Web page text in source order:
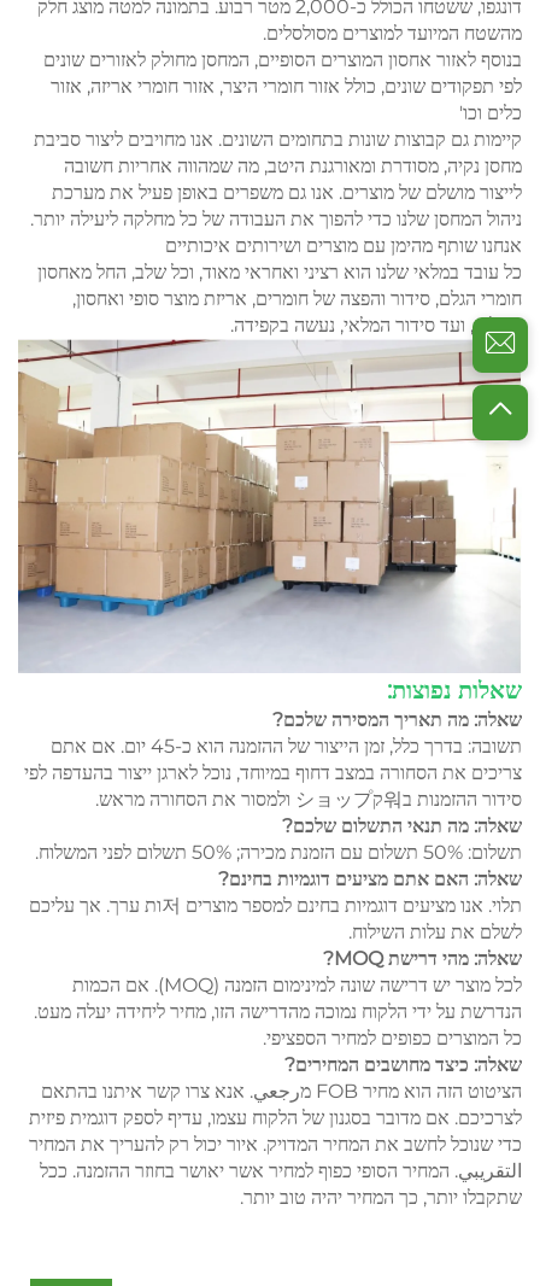
דונגפו, ששטחו הכולל כ-2,000 מטר רבוע. בתמונה למטה מוצג חלק
מהשטח המיועד למוצרים מסולסלים.
בנוסף לאזור אחסון המוצרים הסופיים, המחסן מחולק לאזורים שונים
לפי תפקודים שונים, כולל אזור חומרי היצר, אזור חומרי אריזה, אזור
כלים וכו'
קיימות גם קבוצות שונות בתחומים השונים. אנו מחויבים ליצור סביבת
מחסן נקיה, מסודרת ומאורגנת היטב, מה שמהווה אחריות חשובה
לייצור מושלם של מוצרים. אנו גם משפרים באופן פעיל את מערכת
ניהול המחסן שלנו כדי להפוך את העבודה של כל מחלקה ליעילה יותר.
אנחנו שותף מהימן עם מוצרים ושירותים איכותיים
כל עובד במלאי שלנו הוא רציני ואחראי מאוד, וכל שלב, החל מאחסון
חומרי הגלם, סידור והפצה של חומרים, אריזת מוצר סופי ואחסון,
משלוח, ועד סידור המלאי, נעשה בקפידה.
שאלות נפוצות:
שאלה: מה תאריך המסירה שלכם?
תשובה: בדרך כלל, זמן הייצור של ההזמנה הוא כ-45 יום. אם אתם
צריכים את הסחורה במצב דחוף במיוחד, נוכל לארגן ייצור בהעדפה לפי
סידור ההזמנות ב워קショップ ולמסור את הסחורה מראש.
שאלה: מה תנאי התשלום שלכם?
תשלום: 50% תשלום עם הזמנת מכירה; 50% תשלום לפני המשלוח.
שאלה: האם אתם מציעים דוגמיות בחינם?
תלוי. אנו מציעים דוגמיות בחינם למספר מוצרים 저ות ערך. אך עליכם
לשלם את עלות השילוח.
שאלה: מהי דרישת MOQ?
לכל מוצר יש דרישה שונה למינימום הזמנה (MOQ). אם הכמות
הנדרשת על ידי הלקוח נמוכה מהדרישה הזו, מחיר ליחידה יעלה מעט.
כל המוצרים כפופים למחיר הספציפי.
שאלה: כיצד מחושבים המחירים?
הציטוט הזה הוא מחיר FOB מرجعي. אנא צרו קשר איתנו בהתאם
לצרכיכם. אם מדובר בסגנון של הלקוח עצמו, עדיף לספק דוגמית פיזית
כדי שנוכל לחשב את המחיר המדויק. איור יכול רק להעריך את המחיר
التقريبي. המחיר הסופי כפוף למחיר אשר יאושר בחוזר ההזמנה. ככל
שתקבלו יותר, כך המחיר יהיה טוב יותר.